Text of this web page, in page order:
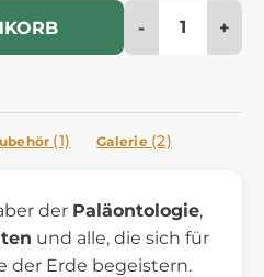
- +
(1) Galerie (2)
der Paläontologie,
und alle, die sich für
der Erde begeistern.